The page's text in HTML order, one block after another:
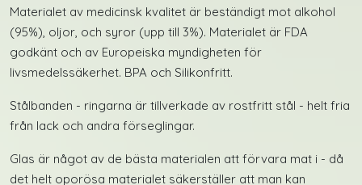
Materialet av medicinsk kvalitet är beständigt mot alkohol
(95%), oljor, och syror (upp till 3%). Materialet är FDA
godkänt och av Europeiska myndigheten för
livsmedelssäkerhet. BPA och Silikonfritt.
Stålbanden - ringarna är tillverkade av rostfritt stål - helt fria
från lack och andra förseglingar.
Glas är något av de bästa materialen att förvara mat i - då
det helt oporösa materialet säkerställer att man kan